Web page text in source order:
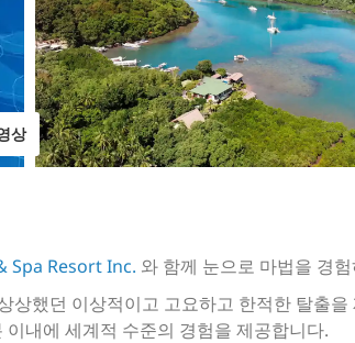
상
Spa Resort Inc. 와 함께 눈으로 마법을 경
했던 이상적이고 고요하고 한적한 탈출
내에 세계적 수준의 경험을 제공합니다.